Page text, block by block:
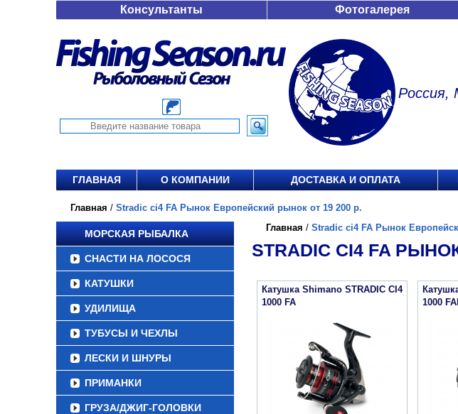
Консультанты Фотогалерея
Россия,
ГЛАВНАЯ О КОМПАНИИ ДОСТАВКА И ОПЛАТА
Главная / Stradic ci4 FA Рынок Европейский рынок от 19 200 р.
МОРСКАЯ РЫБАЛКА
СНАСТИ НА ЛОСОСЯ
КАТУШКИ
УДИЛИЩА
ТУБУСЫ И ЧЕХЛЫ
ЛЕСКИ И ШНУРЫ
ПРИМАНКИ
ГРУЗА/ДЖИГ-ГОЛОВКИ
Главная / Stradic ci4 FA Рынок
STRADIC CI4 FA
Катушка Shimano STRADIC CI4
1000 FA
1000